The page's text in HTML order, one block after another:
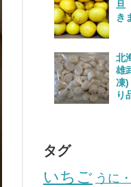
旦
き
北
雄
凍
り
タグ
いちご うに